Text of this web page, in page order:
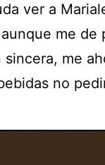
ver a
me de
me
no